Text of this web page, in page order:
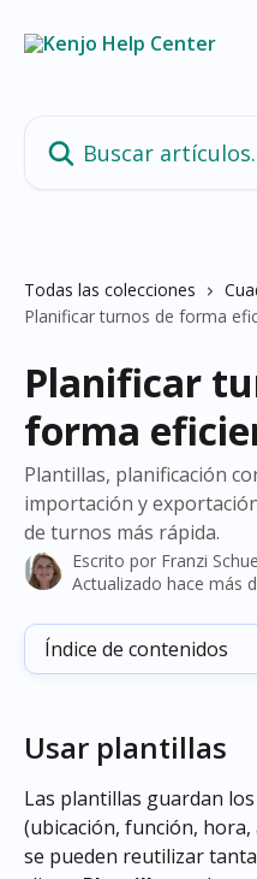
Todas las colecciones
Planificar turnos de forma
Planificar
forma
Plantillas, planificación
importación y
de turnos más rápida.
Escrito por Franzi
Actualizado hace más
Índice de contenidos
Usar plantillas
Las plantillas guardan
(ubicación, función,
se pueden reutilizar